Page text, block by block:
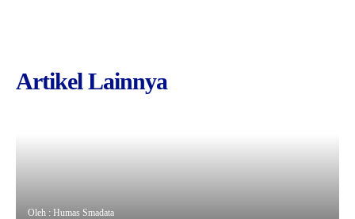
Artikel Lainnya
Oleh : Humas Smadata